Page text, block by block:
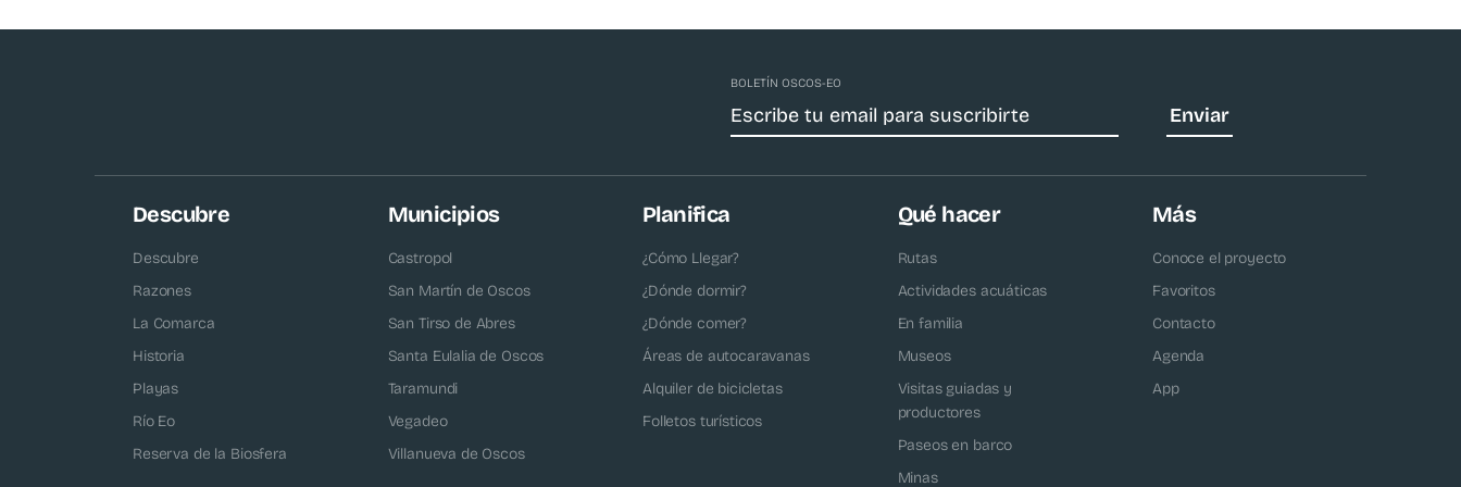
BOLETÍN OSCOS-EO
Descubre
Descubre
Razones
La Comarca
Historia
Playas
Río Eo
Reserva de la Biosfera
Municipios
Castropol
San Martín de Oscos
San Tirso de Abres
Santa Eulalia de Oscos
Taramundi
Vegadeo
Villanueva de Oscos
Planifica
¿Cómo Llegar?
¿Dónde dormir?
¿Dónde comer?
Áreas de autocaravanas
Alquiler de bicicletas
Folletos turísticos
Qué hacer
Rutas
Actividades acuáticas
En familia
Museos
Visitas guiadas y
productores
Paseos en barco
Minas
Más
Conoce el proyecto
Favoritos
Contacto
Agenda
App